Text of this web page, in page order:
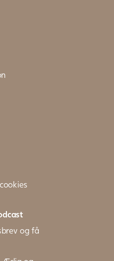
og få